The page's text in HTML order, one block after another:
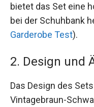
bietet das Set eine
bei der Schuhbank
Garderobe Test).
2. Design und
Das Design des
Vintagebraun-